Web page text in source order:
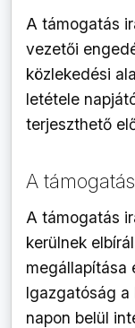
A támogatás
vezetői
közlekedési
letétele
terjeszthető
A
A támogatás
kerülnek
megállapítása
Igazgatóság a
napon belül